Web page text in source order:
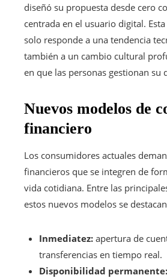
diseñó su propuesta desde cero
centrada en el usuario digital.
solo responde a una tendencia
también a un cambio cultural
en que las personas gestionan su
Nuevos modelos de
financiero
Los consumidores actuales
financieros que se integren de
vida cotidiana. Entre las
estos nuevos modelos se
Inmediatez: apertura de
transferencias en tiempo real.
Disponibilidad permanente: